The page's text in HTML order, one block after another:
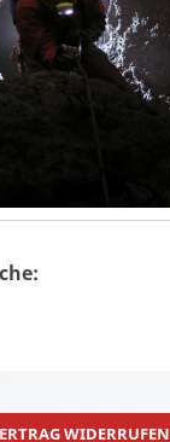
WIDERRUFEN